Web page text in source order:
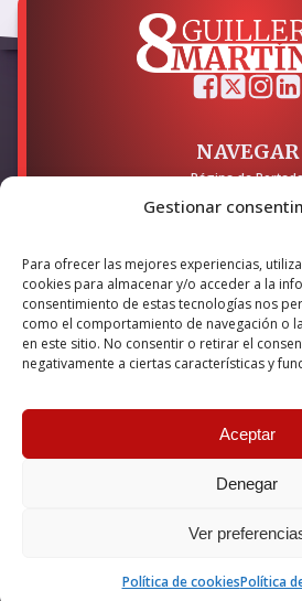
Gestionar
Para ofrecer las mejores experiencias,
cookies para almacenar y/o acceder a la
consentimiento de estas tecnologías nos
como el comportamiento de navegación o
en este sitio. No consentir o retirar el
negativamente a ciertas características y
Aceptar
Denegar
Ver
Política de cookiesPolítica
NAVEGAR
Página de
LEGAL
Política de
Política de Cookies
Accesibilidad
Esta empresa ha sido beneficiaria del
internet, financiado por la Unión
© 2026 Guillermo Martínez | Todos